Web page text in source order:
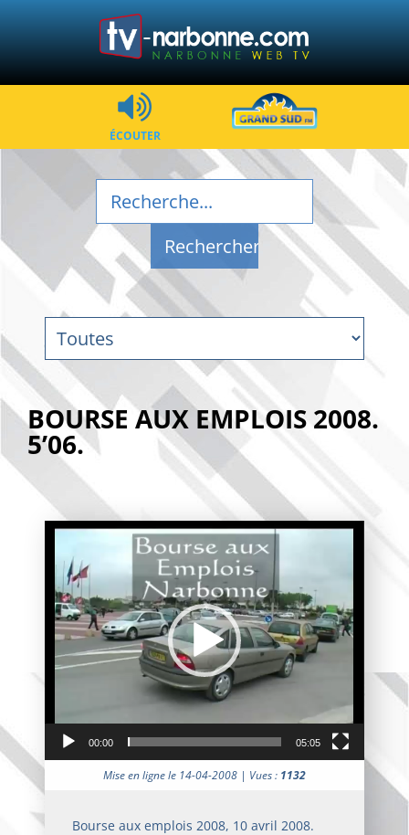
ÉCOUTER
BOURSE AUX EMPLOIS 2008.
5’06.
Lecteur
vidéo
00:00 05:05
Mise en ligne le 14-04-2008 | Vues : 1132
Bourse aux emplois 2008, 10 avril 2008.